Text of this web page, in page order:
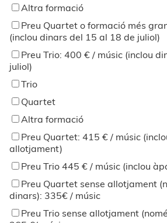
Altra formació
Preu Quartet o formació més
(inclou dinars del 15 al 18 de juliol)
Preu Trio: 400 € / músic (inclou
juliol)
Trio
Quartet
Altra formació
Preu Quartet: 415 € / músic
allotjament)
Preu Trio 445 € / músic (inclou
Preu Quartet sense allotjament
dinars): 335€ / músic
Preu Trio sense allotjament